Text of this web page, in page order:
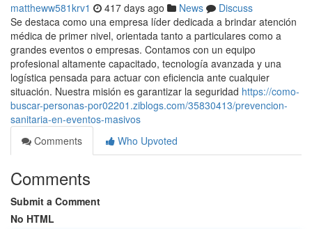
mattheww581krv1 417 days ago News
Discuss
Se destaca como una empresa líder dedicada a brindar atención
médica de primer nivel, orientada tanto a particulares como a
grandes eventos o empresas. Contamos con un equipo
profesional altamente capacitado, tecnología avanzada y una
logística pensada para actuar con eficiencia ante cualquier
situación. Nuestra misión es garantizar la seguridad https://como-
buscar-personas-por02201.ziblogs.com/35830413/prevencion-
sanitaria-en-eventos-masivos
Comments
Who Upvoted
Comments
Submit a Comment
No HTML